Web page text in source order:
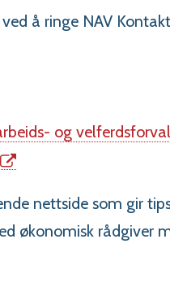
å ringe NAV
og
nettside som gir
økonomisk rådgiver